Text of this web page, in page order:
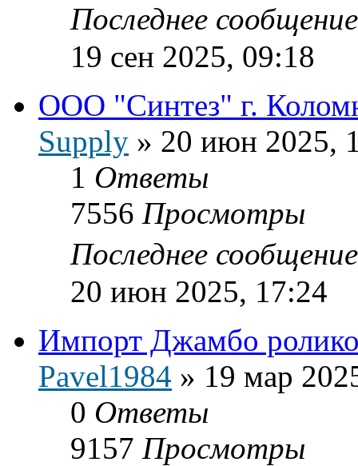
Последнее
19 сен 2025, 09:18
ООО "Синтез" г.
Supply » 20 июн 2025,
1 Ответы
7556 Просмотры
Последнее
20 июн 2025, 17:24
Импорт Джамбо
Pavel1984 » 19 мар
0 Ответы
9157 Просмотры